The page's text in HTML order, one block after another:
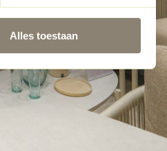
Alles toestaan